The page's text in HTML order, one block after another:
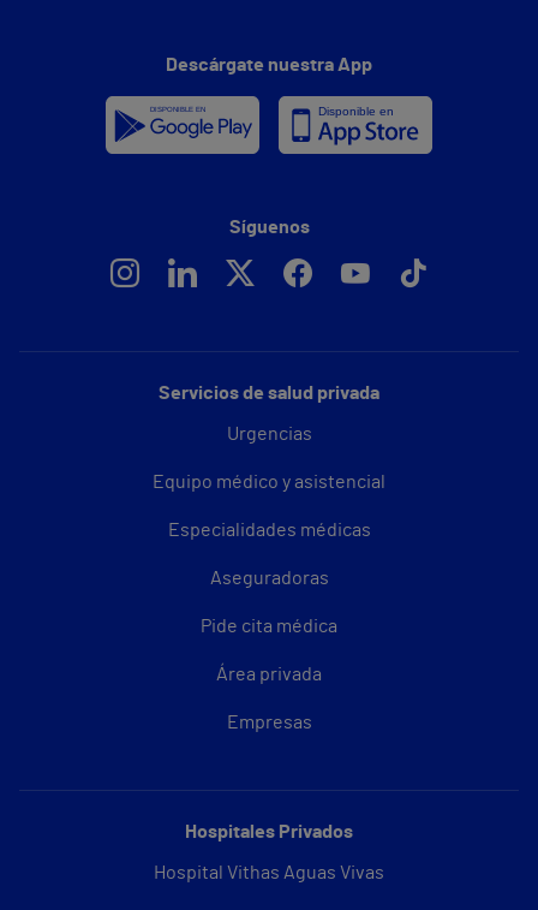
Servicios de salud privada
Urgencias
Equipo médico y asistencial
Especialidades médicas
Aseguradoras
Pide cita médica
Área privada
Empresas
Hospitales Privados
Hospital Vithas Aguas Vivas
Descárgate nuestra App
Síguenos